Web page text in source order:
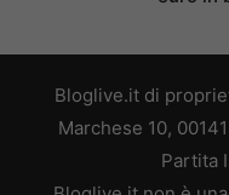
Bloglive.it di
Marchese 10,
Partita